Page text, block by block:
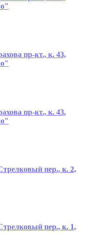
пр-кт., к. 43,
пр-кт., к. 43,
пер., к. 2,
пер., к. 1,